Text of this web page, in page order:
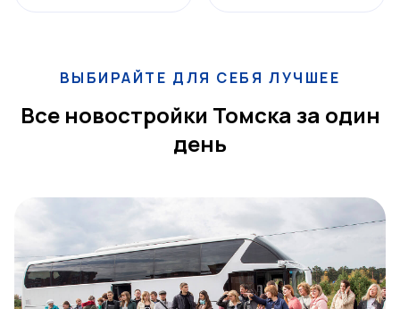
ВЫБИРАЙТЕ ДЛЯ СЕБЯ ЛУЧШЕЕ
Все новостройки Томска за один
день